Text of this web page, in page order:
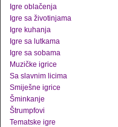
Igre oblačenja
Igre sa životinjama
Igre kuhanja
Igre sa lutkama
Igre sa sobama
Muzičke igrice
Sa slavnim licima
Smiješne igrice
Šminkanje
Štrumpfovi
Tematske igre